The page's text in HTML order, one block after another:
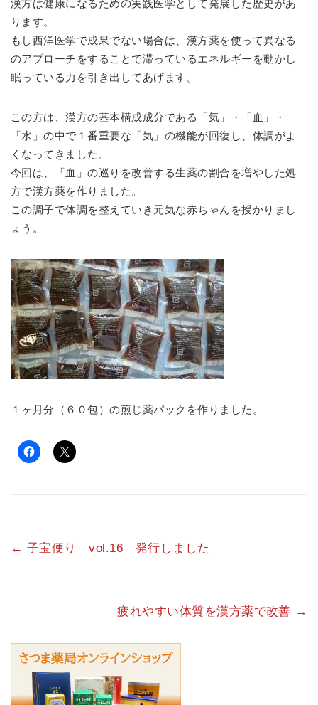
漢方は健康になるための実践医学として発展した歴史があ
ります。
もし西洋医学で成果でない場合は、漢方薬を使って異なる
のアプローチをすることで滞っているエネルギーを動かし
眠っている力を引き出してあげます。
この方は、漢方の基本構成成分である「気」・「血」・
「水」の中で１番重要な「気」の機能が回復し、体調がよ
くなってきました。
今回は、「血」の巡りを改善する生薬の割合を増やした処
方で漢方薬を作りました。
この調子で体調を整えていき元気な赤ちゃんを授かりまし
ょう。
１ヶ月分（６０包）の煎じ薬パックを作りました。
← 子宝便り vol.16 発行しました
疲れやすい体質を漢方薬で改善 →